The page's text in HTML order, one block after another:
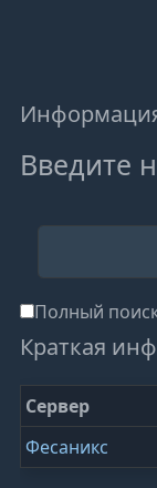
Введите
Полный
Краткая
Сервер
Фесаникс